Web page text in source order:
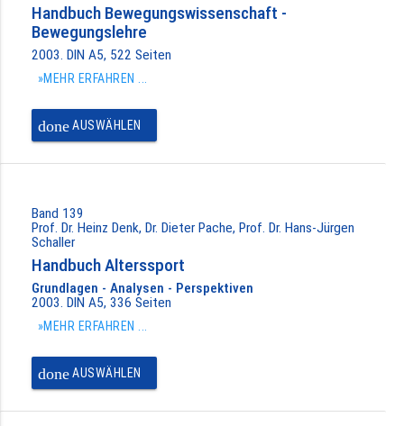
Handbuch Bewegungswissenschaft -
Bewegungslehre
2003. DIN A5, 522 Seiten
»MEHR ERFAHREN ...
doneAUSWÄHLEN
Band 139
Prof. Dr. Heinz Denk, Dr. Dieter Pache, Prof. Dr. Hans-Jürgen
Schaller
Handbuch Alterssport
Grundlagen - Analysen - Perspektiven
2003. DIN A5, 336 Seiten
»MEHR ERFAHREN ...
doneAUSWÄHLEN